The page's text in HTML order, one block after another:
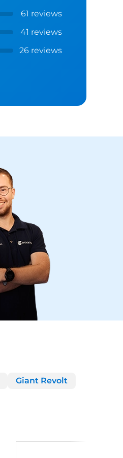
61 reviews
41 reviews
26 reviews
Giant Revolt